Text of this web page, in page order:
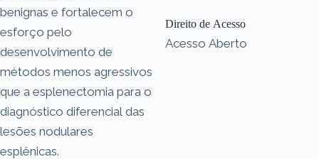
benignas e fortalecem o
esforço pelo
desenvolvimento de
métodos menos agressivos
que a esplenectomia para o
diagnóstico diferencial das
lesões nodulares
esplênicas.
Direito de Acesso
Acesso Aberto